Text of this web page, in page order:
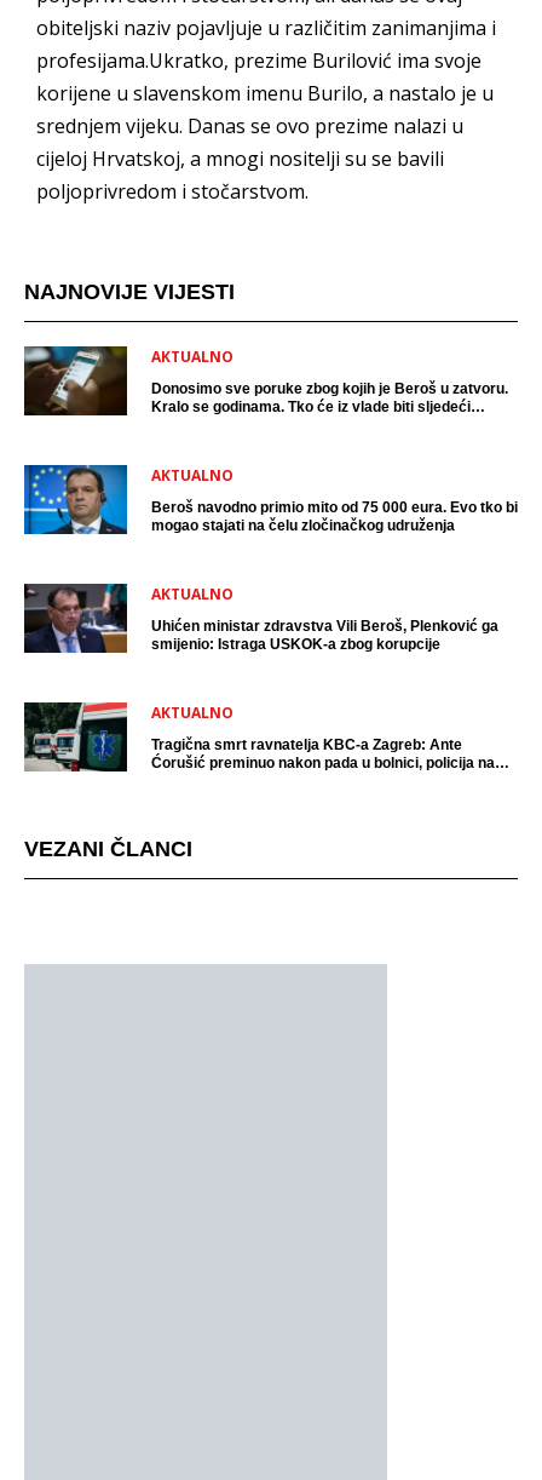
obiteljski naziv pojavljuje u različitim zanimanjima i
profesijama.Ukratko, prezime Burilović ima svoje
korijene u slavenskom imenu Burilo, a nastalo je u
srednjem vijeku. Danas se ovo prezime nalazi u
cijeloj Hrvatskoj, a mnogi nositelji su se bavili
poljoprivredom i stočarstvom.
NAJNOVIJE VIJESTI
AKTUALNO
Donosimo sve poruke zbog kojih je Beroš u zatvoru.
Kralo se godinama. Tko će iz vlade biti sljedeći
AKTUALNO
Beroš navodno primio mito od 75 000 eura. Evo tko bi
mogao stajati na čelu zločinačkog udruženja
AKTUALNO
Uhićen ministar zdravstva Vili Beroš, Plenković ga
smijenio: Istraga USKOK-a zbog korupcije
AKTUALNO
Tragična smrt ravnatelja KBC-a Zagreb: Ante
Ćorušić preminuo nakon pada u bolnici, policija na
VEZANI ČLANCI